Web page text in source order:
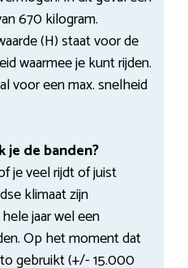
670 kilogram.
(H) staat voor de
waarmee je kunt rijden.
voor een max. snelheid
je de banden?
je veel rijdt of juist
klimaat zijn
jaar wel een
Op het moment dat
gebruikt (+/- 15.000